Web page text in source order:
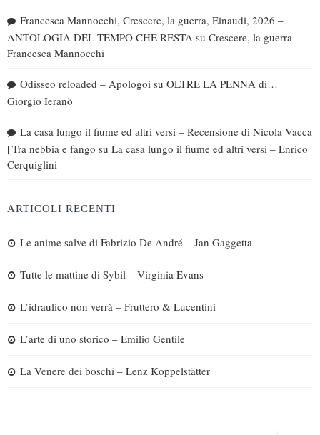
Francesca Mannocchi, Crescere, la guerra, Einaudi, 2026 –
ANTOLOGIA DEL TEMPO CHE RESTA su Crescere, la guerra –
Francesca Mannocchi
Odisseo reloaded – Apologoi su OLTRE LA PENNA di…
Giorgio Ieranò
La casa lungo il fiume ed altri versi – Recensione di Nicola Vacca
| Tra nebbia e fango su La casa lungo il fiume ed altri versi – Enrico
Cerquiglini
ARTICOLI RECENTI
Le anime salve di Fabrizio De André – Jan Gaggetta
Tutte le mattine di Sybil – Virginia Evans
L’idraulico non verrà – Fruttero & Lucentini
L’arte di uno storico – Emilio Gentile
La Venere dei boschi – Lenz Koppelstätter